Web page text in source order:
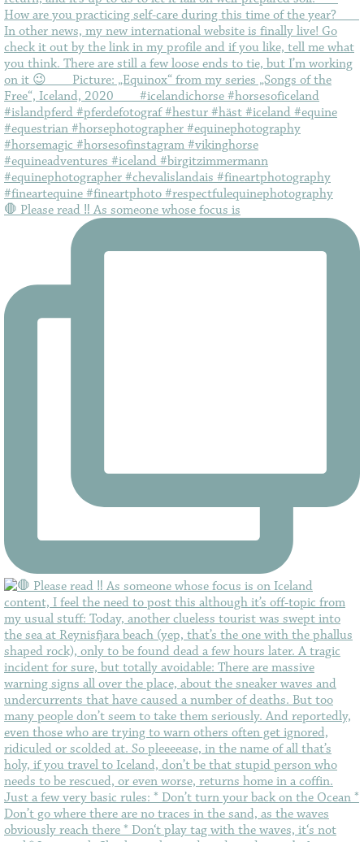
🛑 Please read ‼️ As someone whose focus is